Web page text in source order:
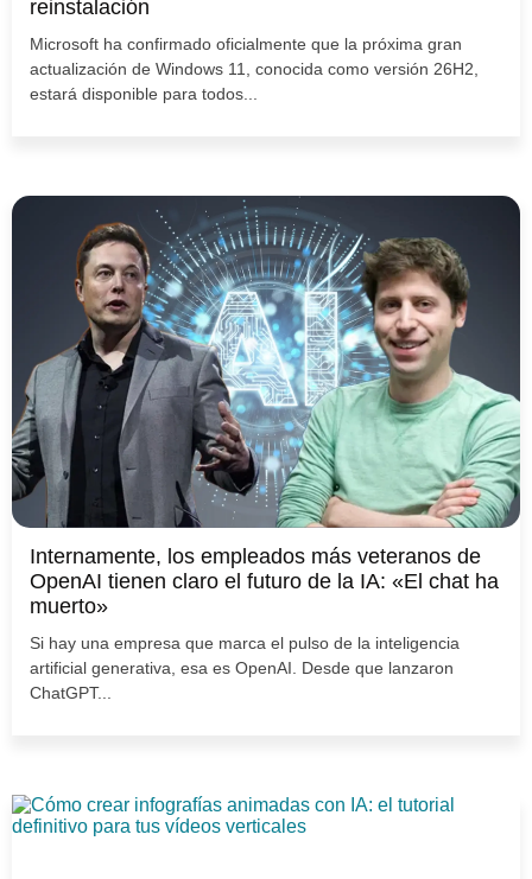
reinstalación
Microsoft ha confirmado oficialmente que la próxima gran
actualización de Windows 11, conocida como versión 26H2,
estará disponible para todos...
Internamente, los empleados más veteranos de
OpenAI tienen claro el futuro de la IA: «El chat ha
muerto»
Si hay una empresa que marca el pulso de la inteligencia
artificial generativa, esa es OpenAI. Desde que lanzaron
ChatGPT...